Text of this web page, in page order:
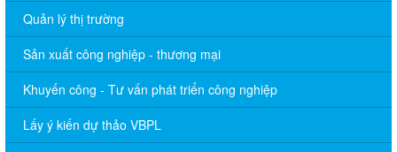
Quản lý thị trường
Sản xuất công nghiệp - thương mại
Khuyến công - Tư vấn phát triển công nghiệp
Lấy ý kiến dự thảo VBPL